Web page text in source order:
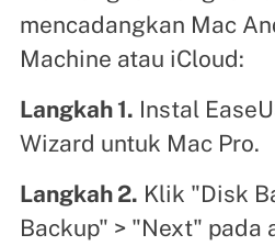
mencadangkan Mac
Machine atau iCloud:
Langkah 1. Instal
Wizard untuk Mac Pro.
Langkah 2. Klik "Disk
Backup" > "Next" pada